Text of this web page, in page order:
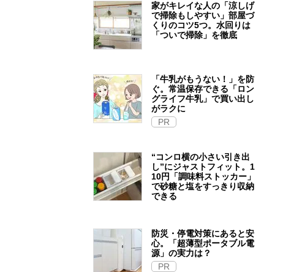
家がキレイな人の「涼しげ
で掃除もしやすい」部屋づ
くりのコツ5つ。水回りは
「ついで掃除」を徹底
「牛乳がもうない！」を防
ぐ。常温保存できる「ロン
グライフ牛乳」で買い出し
がラクに
PR
“コンロ横の小さい引き出
し”にジャストフィット。1
10円「調味料ストッカー」
で砂糖と塩をすっきり収納
できる
防災・停電対策にあると安
心。「超薄型ポータブル電
源」の実力は？​
PR